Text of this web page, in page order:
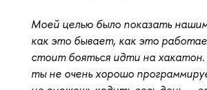
Моей целью было показать
как это бывает, как это
стоит бояться идти на
ты не очень хорошо